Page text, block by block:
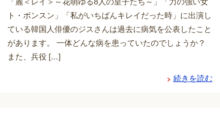
ト・ボンスン」「私がいちばんキレイだった時」に出演し
ている韓国人俳優のジスさんは過去に病気を公表したこと
があります。 一体どんな病を患っていたのでしょうか？
また、兵役 […]
続きを読む